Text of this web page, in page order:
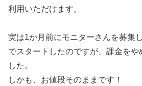
利用いただけます。
実は1か月前にモニターさんを募集
でスタートしたのですが、課金をや
した。
しかも、お値段そのままです！